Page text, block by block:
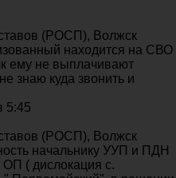
(РОСП), Волжск
находится на СВО
ему не выплачивают
знаю куда звонить и
5:45
(РОСП), Волжск
начальнику УУП и ПДН
( дислокация с.